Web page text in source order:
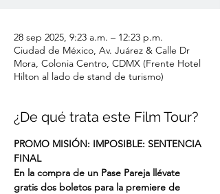
28 sep 2025, 9:23 a.m. – 12:23 p.m.
Ciudad de México, Av. Juárez & Calle Dr
Mora, Colonia Centro, CDMX (Frente Hotel
Hilton al lado de stand de turismo)
¿De qué trata este Film Tour?
PROMO MISIÓN: IMPOSIBLE: SENTENCIA
FINAL
En la compra de un Pase Pareja llévate
gratis dos boletos para la premiere de